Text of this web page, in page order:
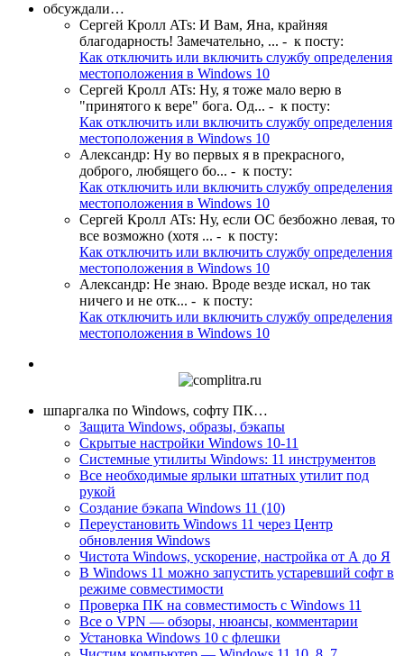
обсуждали…
Сергей Кролл ATs: И Вам, Яна, крайняя
благодарность! Замечательно, ... - к посту:
Как отключить или включить службу определения
местоположения в Windows 10
Сергей Кролл ATs: Ну, я тоже мало верю в
"принятого к вере" бога. Од... - к посту:
Как отключить или включить службу определения
местоположения в Windows 10
Александр: Ну во первых я в прекрасного,
доброго, любящего бо... - к посту:
Как отключить или включить службу определения
местоположения в Windows 10
Сергей Кролл ATs: Ну, если ОС безбожно левая, то
все возможно (хотя ... - к посту:
Как отключить или включить службу определения
местоположения в Windows 10
Александр: Не знаю. Вроде везде искал, но так
ничего и не отк... - к посту:
Как отключить или включить службу определения
местоположения в Windows 10
шпаргалка по Windows, софту ПК…
Защита Windows, образы, бэкапы
Скрытые настройки Windows 10-11
Системные утилиты Windows: 11 инструментов
Все необходимые ярлыки штатных утилит под
рукой
Создание бэкапа Windows 11 (10)
Переустановить Windows 11 через Центр
обновления Windows
Чистота Windows, ускорение, настройка от А до Я
В Windows 11 можно запустить устаревший софт в
режиме совместимости
Проверка ПК на совместимость с Windows 11
Все о VPN — обзоры, нюансы, комментарии
Установка Windows 10 с флешки